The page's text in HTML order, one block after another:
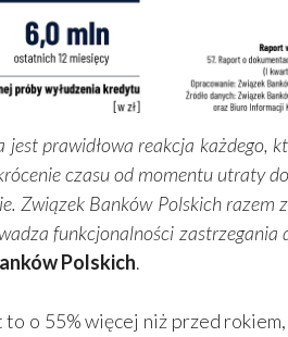
prawidłowa reakcja każdego,
czasu od momentu utraty
Związek Banków Polskich razem
funkcjonalności
Polskich.
o 55% więcej niż przed